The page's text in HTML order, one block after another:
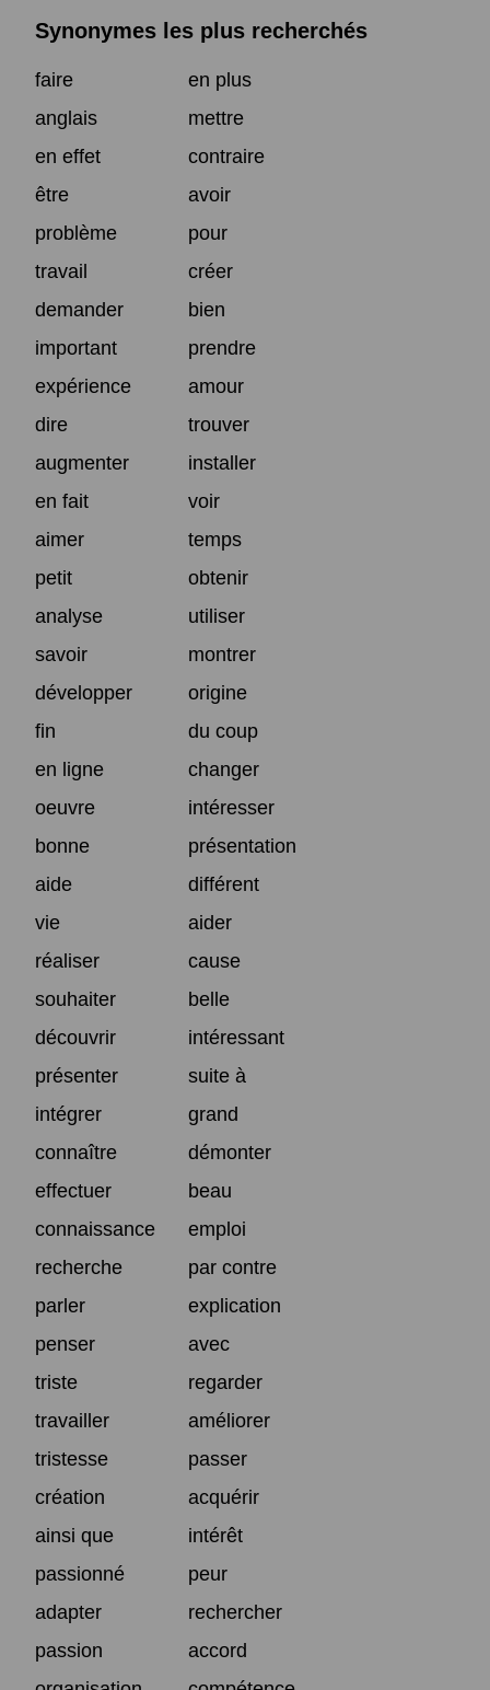
Synonymes les plus recherchés
faire
en plus
anglais
mettre
en effet
contraire
être
avoir
problème
pour
travail
créer
demander
bien
important
prendre
expérience
amour
dire
trouver
augmenter
installer
en fait
voir
aimer
temps
petit
obtenir
analyse
utiliser
savoir
montrer
développer
origine
fin
du coup
en ligne
changer
oeuvre
intéresser
bonne
présentation
aide
différent
vie
aider
réaliser
cause
souhaiter
belle
découvrir
intéressant
présenter
suite à
intégrer
grand
connaître
démonter
effectuer
beau
connaissance
emploi
recherche
par contre
parler
explication
penser
avec
triste
regarder
travailler
améliorer
tristesse
passer
création
acquérir
ainsi que
intérêt
passionné
peur
adapter
rechercher
passion
accord